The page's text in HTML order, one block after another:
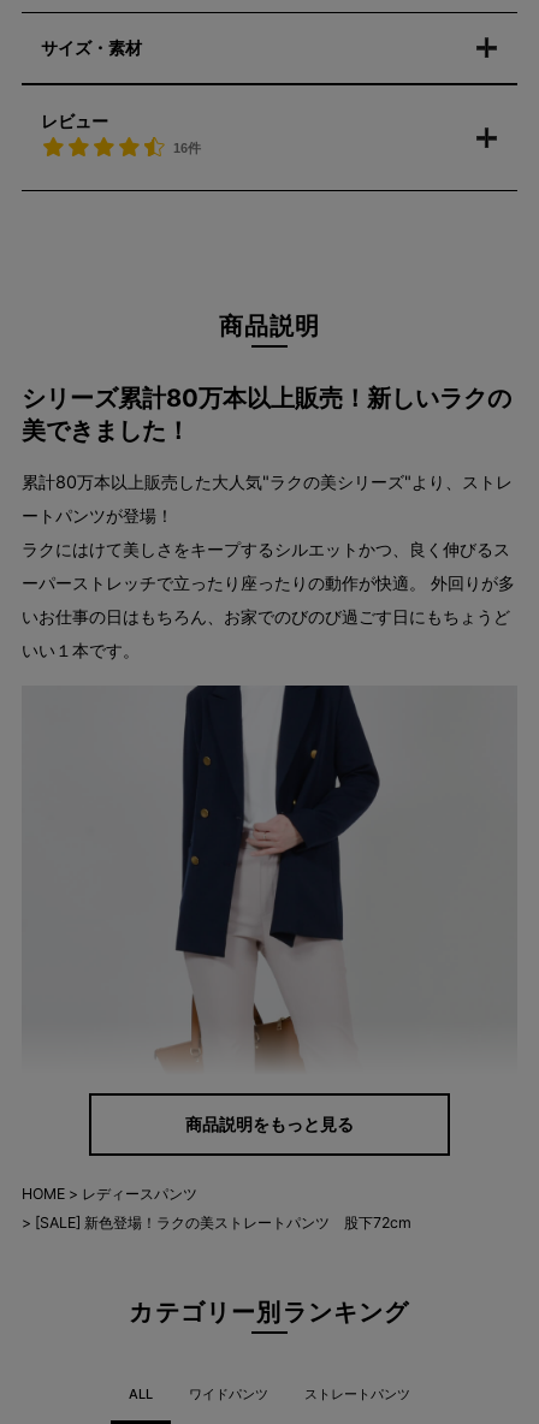
サイズ・素材
レビュー
16件
商品説明
シリーズ累計80万本以上販売！新しいラクの
美できました！
累計80万本以上販売した大人気"ラクの美シリーズ"より、ストレ
ートパンツが登場！
ラクにはけて美しさをキープするシルエットかつ、良く伸びるス
ーパーストレッチで立ったり座ったりの動作が快適。 外回りが多
いお仕事の日はもちろん、お家でのびのび過ごす日にもちょうど
いい１本です。
商品説明をもっと見る
HOME
レディースパンツ
[SALE] 新色登場！ラクの美ストレートパンツ 股下72cm
カテゴリー別ランキング
ALL ワイドパンツ ストレートパンツ